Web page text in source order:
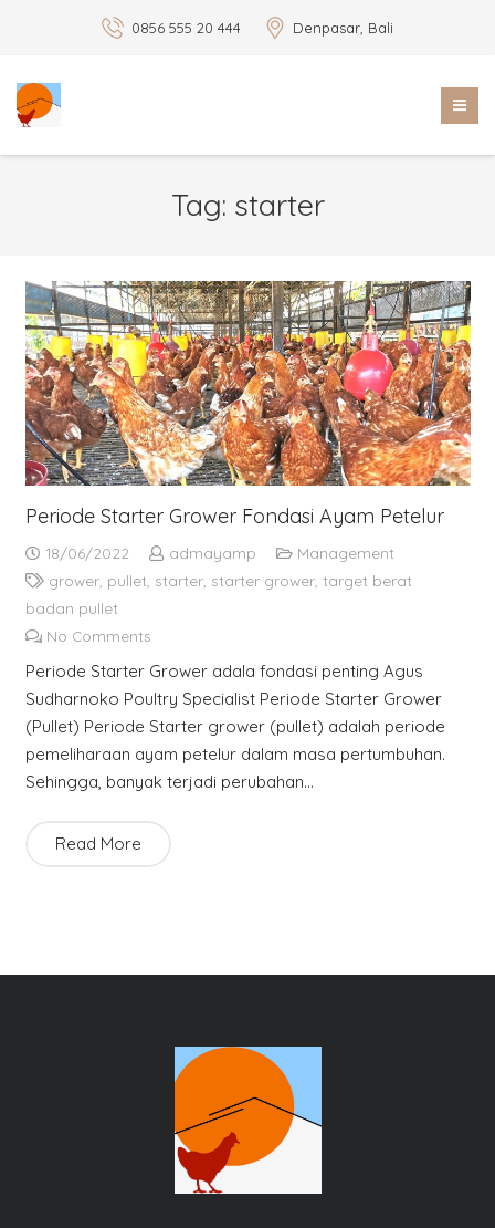
0856 555 20 444 Denpasar, Bali
Tag: starter
Periode Starter Grower Fondasi Ayam Petelur
18/06/2022 admayamp
Management
grower, pullet starter, starter grower, target berat
badan pullet
No Comments
Periode Starter Grower adala fondasi penting Agus
Sudharnoko Poultry Specialist Periode Starter Grower
(Pullet) Periode Starter grower (pullet) adalah periode
pemeliharaan ayam petelur dalam masa pertumbuhan.
Sehingga, banyak terjadi perubahan…
Read More